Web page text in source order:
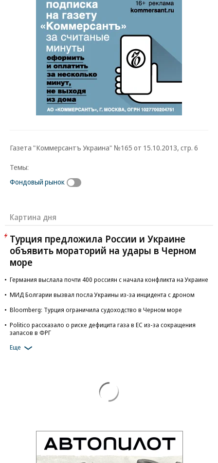
Газета "Коммерсантъ Украина" №165 от 15.10.2013, стр. 6
Темы:
Фондовый рынок
Картина дня
Турция предложила России и Украине
объявить мораторий на удары в Черном
море
Германия выслала почти 400 россиян с начала конфликта на Украине
МИД Болгарии вызвал посла Украины из-за инцидента с дроном
Bloomberg: Турция ограничила судоходство в Черном море
Politico рассказало о риске дефицита газа в ЕС из-за сокращения
запасов в ФРГ
Еще